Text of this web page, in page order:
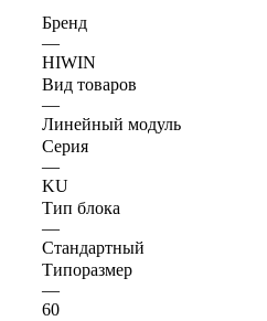
Бренд
—
HIWIN
Вид товаров
—
Линейный модуль
Серия
—
KU
Тип блока
—
Стандартный
Типоразмер
—
60